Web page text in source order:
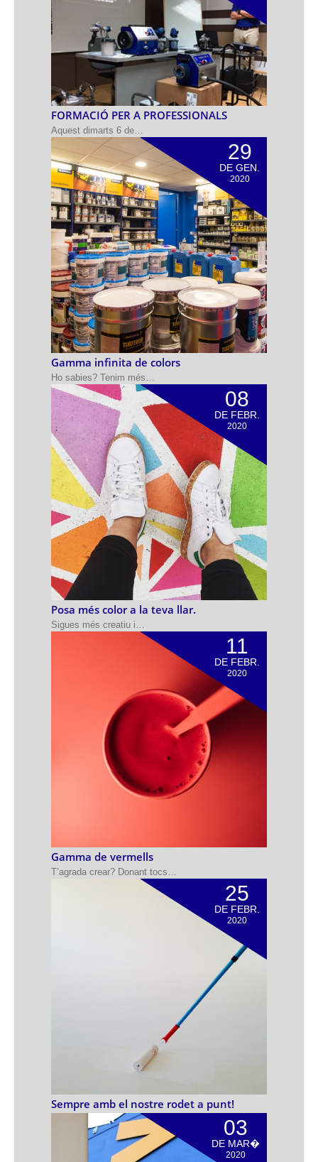
FORMACIÓ PER A PROFESSIONALS
Aquest dimarts 6 de…
29
DE GEN.
2020
Gamma infinita de colors
Ho sabies? Tenim més…
08
DE FEBR.
2020
Posa més color a la teva llar.
Sigues més creatiu i…
11
DE FEBR.
2020
Gamma de vermells
T’agrada crear? Donant tocs…
25
DE FEBR.
2020
​Sempre amb el nostre rodet a punt!
03
DE MAR�
2020